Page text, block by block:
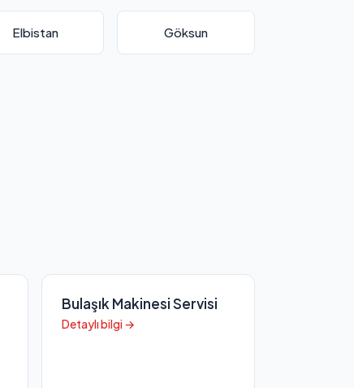
Elbistan Göksun
Bulaşık Makinesi Servisi
Detaylı bilgi →